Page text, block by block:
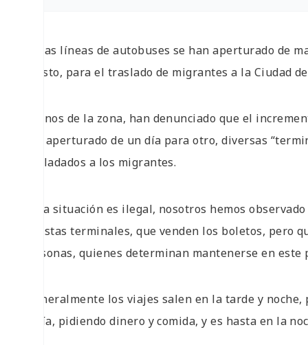
Varias líneas de autobuses se han aperturado de
Abasto, para el traslado de migrantes a la Ciudad
Vecinos de la zona, han denunciado que el
han aperturado de un día para otro, diversas
trasladados a los migrantes.
“Esta situación es ilegal, nosotros hemos
de estas terminales, que venden los boletos, pero
personas, quienes determinan mantenerse en este
“Generalmente los viajes salen en la tarde y
el día, pidiendo dinero y comida, y es hasta en la